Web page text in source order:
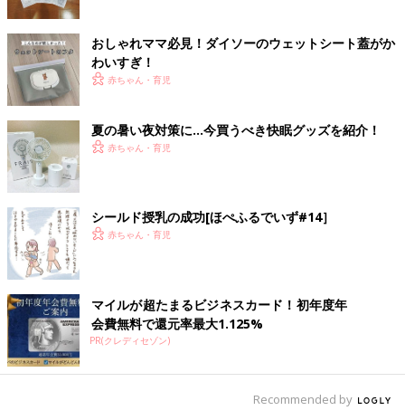
おしゃれママ必見！ダイソーのウェットシート蓋がか
わいすぎ！
赤ちゃん・育児
夏の暑い夜対策に…今買うべき快眠グッズを紹介！
赤ちゃん・育児
シールド授乳の成功[ほぺふるでいず#14］
赤ちゃん・育児
マイルが超たまるビジネスカード！初年度年
会費無料で還元率最大1.125%
PR(クレディセゾン)
Recommended by